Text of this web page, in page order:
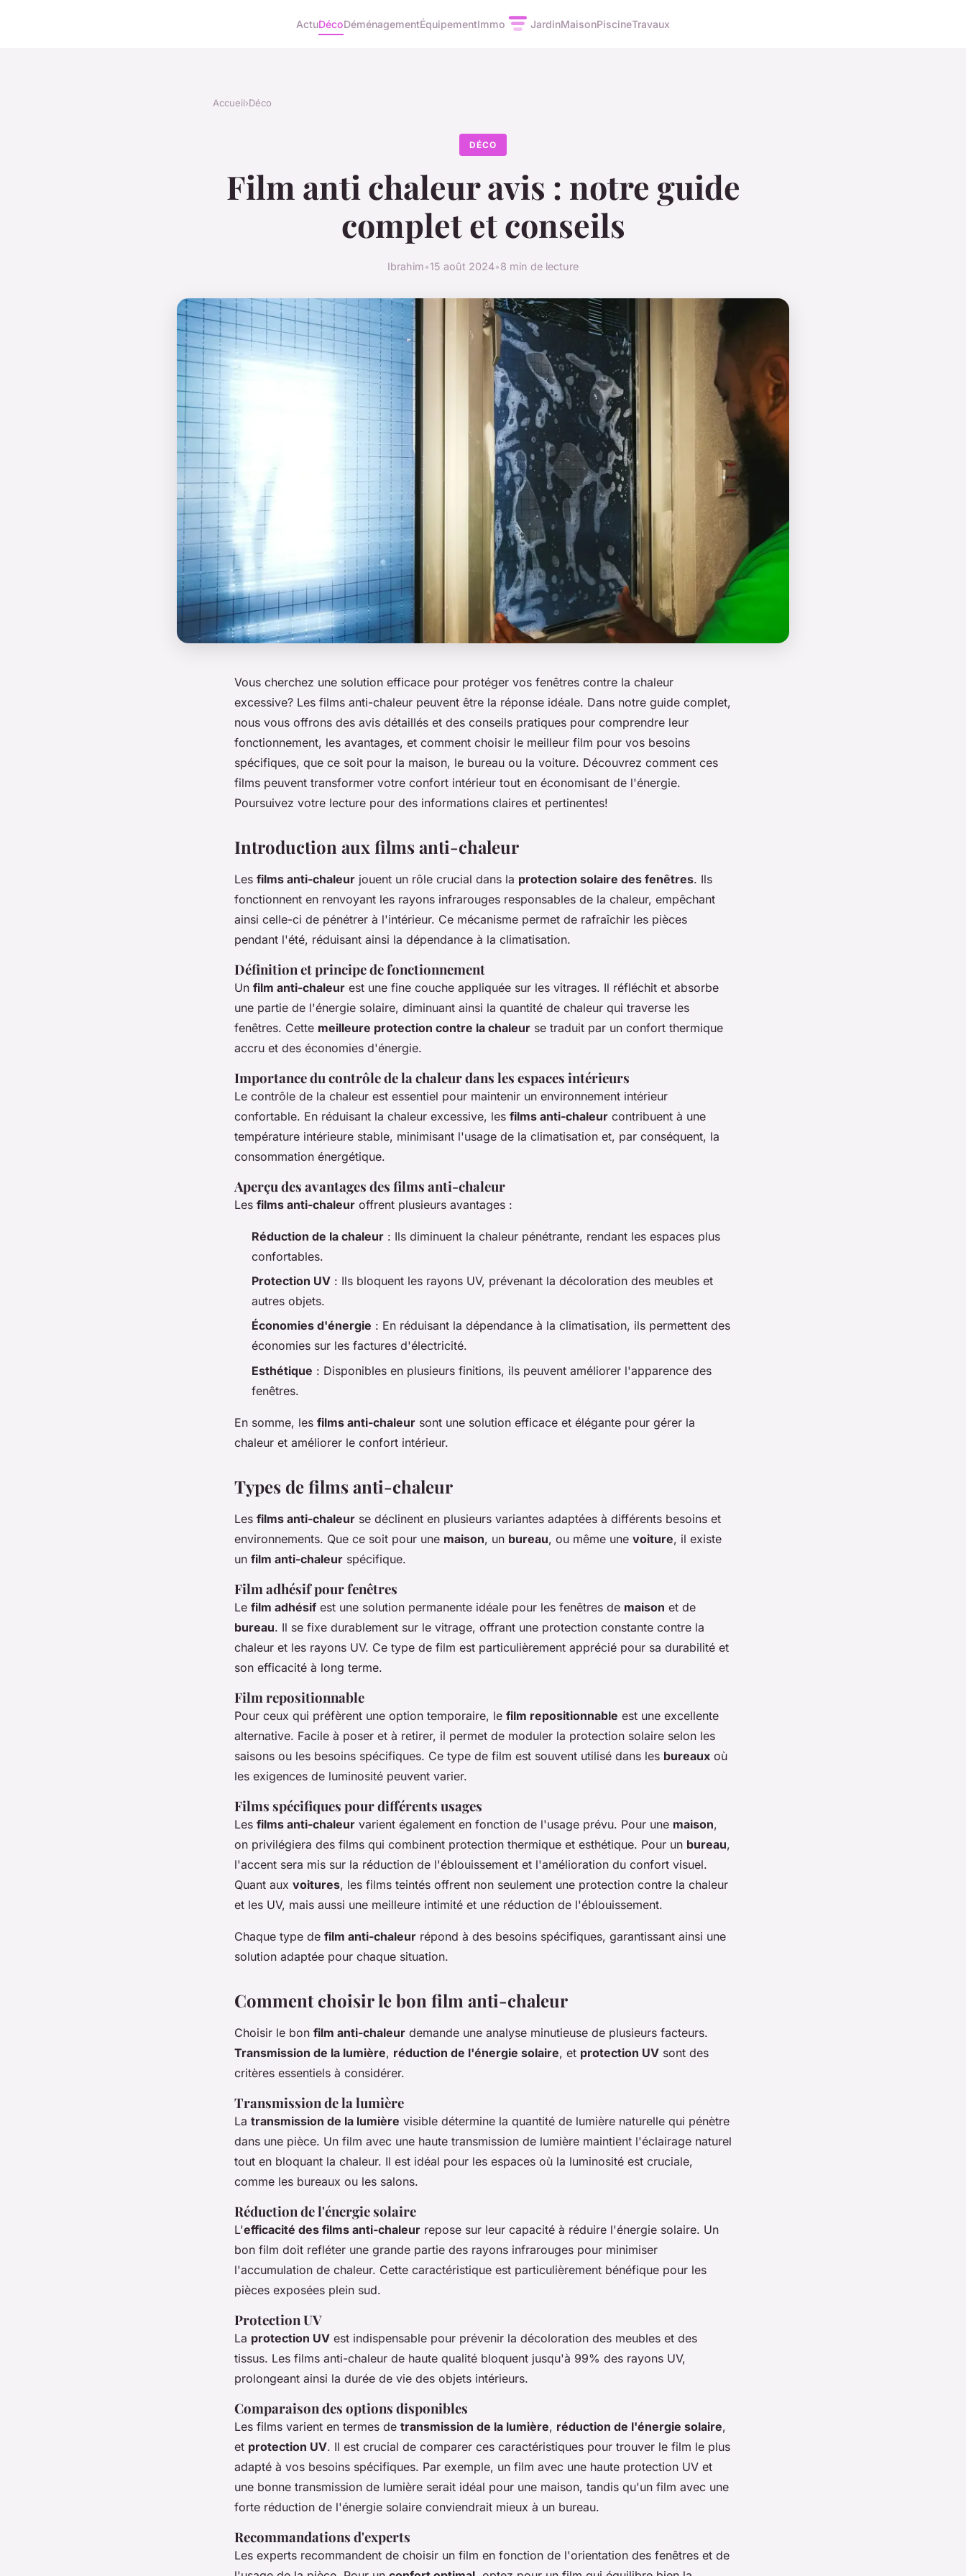
ActuDécoDéménagementÉquipementImmo JardinMaisonPiscineTravaux
Accueil›Déco
DÉCO
Film anti chaleur avis : notre guide
complet et conseils
Ibrahim•15 août 2024•8 min de lecture
Vous cherchez une solution efficace pour protéger vos fenêtres contre la chaleur
excessive? Les films anti-chaleur peuvent être la réponse idéale. Dans notre guide complet,
nous vous offrons des avis détaillés et des conseils pratiques pour comprendre leur
fonctionnement, les avantages, et comment choisir le meilleur film pour vos besoins
spécifiques, que ce soit pour la maison, le bureau ou la voiture. Découvrez comment ces
films peuvent transformer votre confort intérieur tout en économisant de l'énergie.
Poursuivez votre lecture pour des informations claires et pertinentes!
Introduction aux films anti-chaleur
Les films anti-chaleur jouent un rôle crucial dans la protection solaire des fenêtres. Ils
fonctionnent en renvoyant les rayons infrarouges responsables de la chaleur, empêchant
ainsi celle-ci de pénétrer à l'intérieur. Ce mécanisme permet de rafraîchir les pièces
pendant l'été, réduisant ainsi la dépendance à la climatisation.
Définition et principe de fonctionnement
Un film anti-chaleur est une fine couche appliquée sur les vitrages. Il réfléchit et absorbe
une partie de l'énergie solaire, diminuant ainsi la quantité de chaleur qui traverse les
fenêtres. Cette meilleure protection contre la chaleur se traduit par un confort thermique
accru et des économies d'énergie.
Importance du contrôle de la chaleur dans les espaces intérieurs
Le contrôle de la chaleur est essentiel pour maintenir un environnement intérieur
confortable. En réduisant la chaleur excessive, les films anti-chaleur contribuent à une
température intérieure stable, minimisant l'usage de la climatisation et, par conséquent, la
consommation énergétique.
Aperçu des avantages des films anti-chaleur
Les films anti-chaleur offrent plusieurs avantages :
Réduction de la chaleur : Ils diminuent la chaleur pénétrante, rendant les espaces plus
confortables.
Protection UV : Ils bloquent les rayons UV, prévenant la décoloration des meubles et
autres objets.
Économies d'énergie : En réduisant la dépendance à la climatisation, ils permettent des
économies sur les factures d'électricité.
Esthétique : Disponibles en plusieurs finitions, ils peuvent améliorer l'apparence des
fenêtres.
En somme, les films anti-chaleur sont une solution efficace et élégante pour gérer la
chaleur et améliorer le confort intérieur.
Types de films anti-chaleur
Les films anti-chaleur se déclinent en plusieurs variantes adaptées à différents besoins et
environnements. Que ce soit pour une maison, un bureau, ou même une voiture, il existe
un film anti-chaleur spécifique.
Film adhésif pour fenêtres
Le film adhésif est une solution permanente idéale pour les fenêtres de maison et de
bureau. Il se fixe durablement sur le vitrage, offrant une protection constante contre la
chaleur et les rayons UV. Ce type de film est particulièrement apprécié pour sa durabilité et
son efficacité à long terme.
Film repositionnable
Pour ceux qui préfèrent une option temporaire, le film repositionnable est une excellente
alternative. Facile à poser et à retirer, il permet de moduler la protection solaire selon les
saisons ou les besoins spécifiques. Ce type de film est souvent utilisé dans les bureaux où
les exigences de luminosité peuvent varier.
Films spécifiques pour différents usages
Les films anti-chaleur varient également en fonction de l'usage prévu. Pour une maison,
on privilégiera des films qui combinent protection thermique et esthétique. Pour un bureau,
l'accent sera mis sur la réduction de l'éblouissement et l'amélioration du confort visuel.
Quant aux voitures, les films teintés offrent non seulement une protection contre la chaleur
et les UV, mais aussi une meilleure intimité et une réduction de l'éblouissement.
Chaque type de film anti-chaleur répond à des besoins spécifiques, garantissant ainsi une
solution adaptée pour chaque situation.
Comment choisir le bon film anti-chaleur
Choisir le bon film anti-chaleur demande une analyse minutieuse de plusieurs facteurs.
Transmission de la lumière, réduction de l'énergie solaire, et protection UV sont des
critères essentiels à considérer.
Transmission de la lumière
La transmission de la lumière visible détermine la quantité de lumière naturelle qui pénètre
dans une pièce. Un film avec une haute transmission de lumière maintient l'éclairage naturel
tout en bloquant la chaleur. Il est idéal pour les espaces où la luminosité est cruciale,
comme les bureaux ou les salons.
Réduction de l'énergie solaire
L'efficacité des films anti-chaleur repose sur leur capacité à réduire l'énergie solaire. Un
bon film doit refléter une grande partie des rayons infrarouges pour minimiser
l'accumulation de chaleur. Cette caractéristique est particulièrement bénéfique pour les
pièces exposées plein sud.
Protection UV
La protection UV est indispensable pour prévenir la décoloration des meubles et des
tissus. Les films anti-chaleur de haute qualité bloquent jusqu'à 99% des rayons UV,
prolongeant ainsi la durée de vie des objets intérieurs.
Comparaison des options disponibles
Les films varient en termes de transmission de la lumière, réduction de l'énergie solaire,
et protection UV. Il est crucial de comparer ces caractéristiques pour trouver le film le plus
adapté à vos besoins spécifiques. Par exemple, un film avec une haute protection UV et
une bonne transmission de lumière serait idéal pour une maison, tandis qu'un film avec une
forte réduction de l'énergie solaire conviendrait mieux à un bureau.
Recommandations d'experts
Les experts recommandent de choisir un film en fonction de l'orientation des fenêtres et de